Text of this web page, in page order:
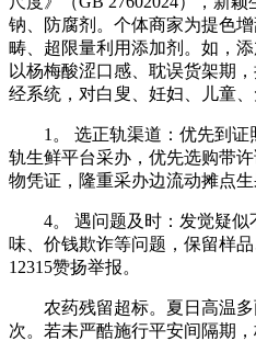
钠、防腐剂。个体商家为提色
畴、超限量利用添加剂。如，
以杨梅酸涩口感、耽误货架期
经系统，对白叟、妊妇、儿童
1。 选正轨渠道：优先到证
轨生鲜平台采办，优先选购带
物凭证，隆重采办边流动摊点生
4。 遇问题及时：发觉疑似
味、价钱欺诈等问题，保留样
12315赞扬举报。
农药残留超标。夏日高温多
次。若未严酷施行平安间隔期